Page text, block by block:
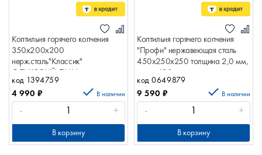
Коптильня горячего копчения
350х200х200
нерж.сталь"Классик"
ОЛЬХОВЫЙ ДЫМ
код 1394759
4 990 ₽ В наличии
- +
В корзину
Коптильня горячего копчения
"Профи" нержавеющая сталь
450х250х250 толщина 2,0 мм,
сталь 430, гидрозамок, два
яруса решеток, поддон
450х250х250 нерж.ст.
гидрозатвор Профи КП-7
код 0649879
9 590 ₽ В наличии
- +
В корзину